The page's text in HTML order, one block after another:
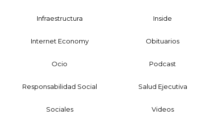
Infraestructura Inside
Internet Economy Obituarios
Ocio Podcast
Responsabilidad Social Salud Ejecutiva
Sociales Videos